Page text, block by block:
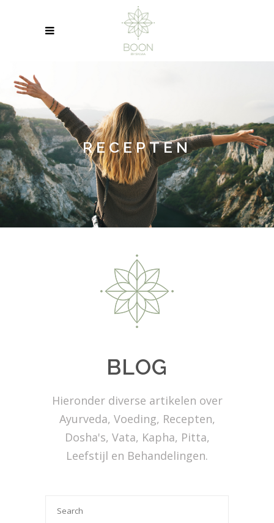
RECEPTEN
BLOG
Hieronder diverse artikelen over
Ayurveda, Voeding, Recepten,
Dosha's, Vata, Kapha, Pitta,
Leefstijl en Behandelingen.